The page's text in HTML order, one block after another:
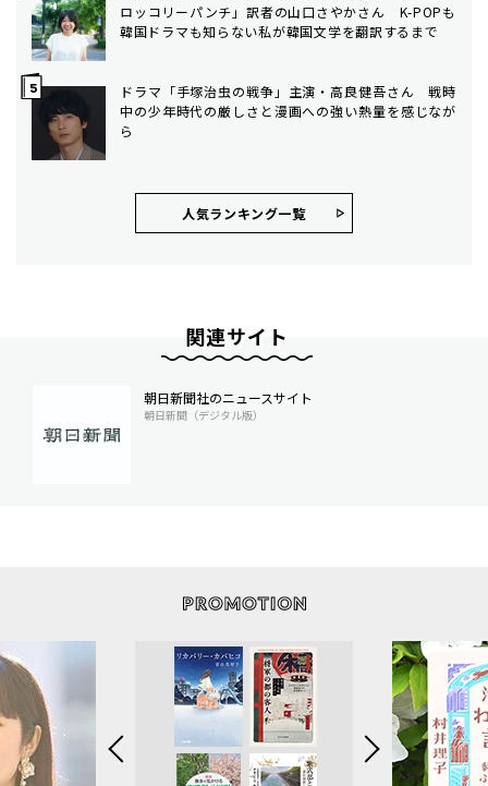
ロッコリーパンチ」訳者の山口さやかさん K-POPも
韓国ドラマも知らない私が韓国文学を翻訳するまで
ドラマ「手塚治虫の戦争」主演・高良健吾さん 戦時
中の少年時代の厳しさと漫画への強い熱量を感じなが
ら
人気ランキング⼀覧
関連サイト
朝日新聞社のニュースサイト
朝日新聞（デジタル版）